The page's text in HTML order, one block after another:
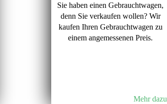
Sie haben einen Gebrauchtwagen,
denn Sie verkaufen wollen? Wir
kaufen Ihren Gebrauchtwagen zu
einem angemessenen Preis.
Mehr dazu